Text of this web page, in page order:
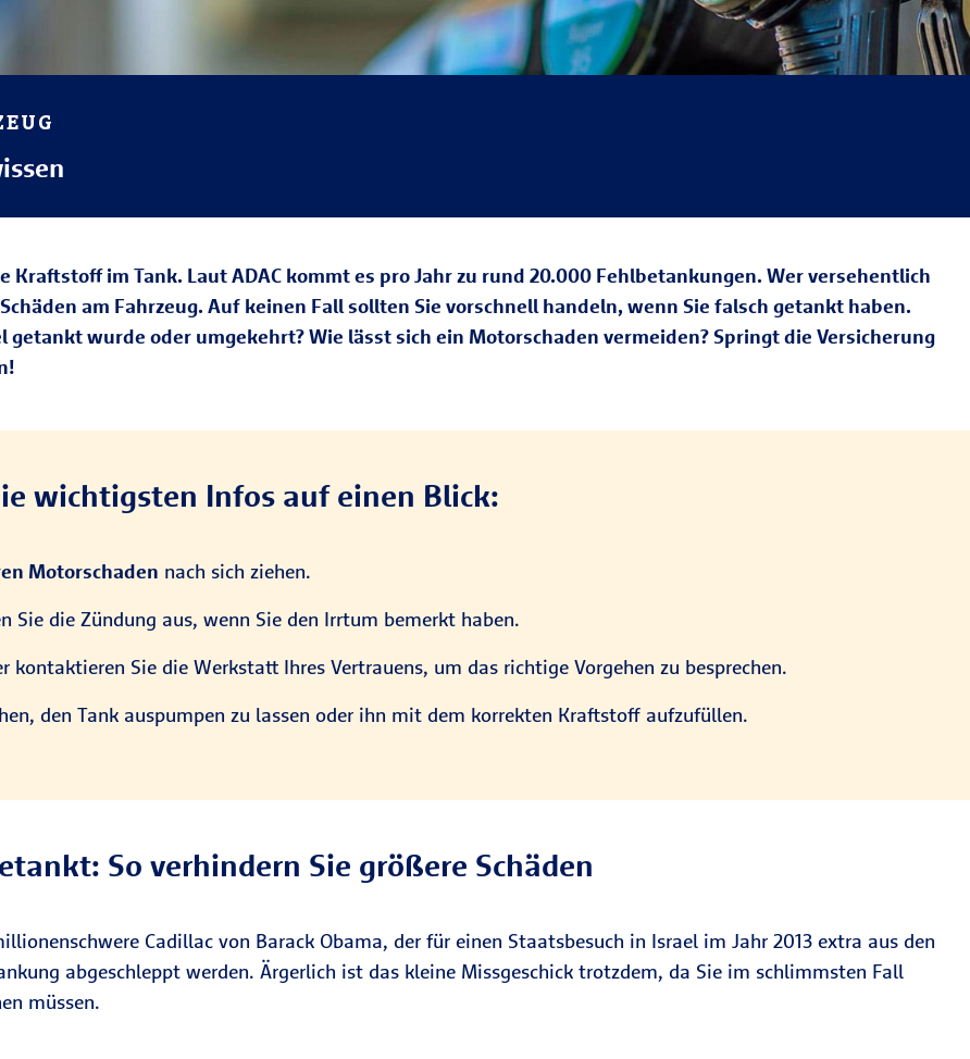
im Tank. Laut ADAC kommt es pro Jahr zu rund 20.000 Fehlbetankungen. Wer versehentlich
am Fahrzeug. Auf keinen Fall sollten Sie vorschnell handeln, wenn Sie falsch getankt haben.
wurde oder umgekehrt? Wie lässt sich ein Motorschaden vermeiden? Springt die Versicherung
wichtigsten Infos auf einen Blick:
Motorschaden nach sich ziehen.
Sie die Zündung aus, wenn Sie den Irrtum bemerkt haben.
kontaktieren Sie die Werkstatt Ihres Vertrauens, um das richtige Vorgehen zu besprechen.
den Tank auspumpen zu lassen oder ihn mit dem korrekten Kraftstoff aufzufüllen.
So verhindern Sie größere Schäden
Cadillac von Barack Obama, der für einen Staatsbesuch in Israel im Jahr 2013 extra aus den
abgeschleppt werden. Ärgerlich ist das kleine Missgeschick trotzdem, da Sie im schlimmsten Fall
müssen.